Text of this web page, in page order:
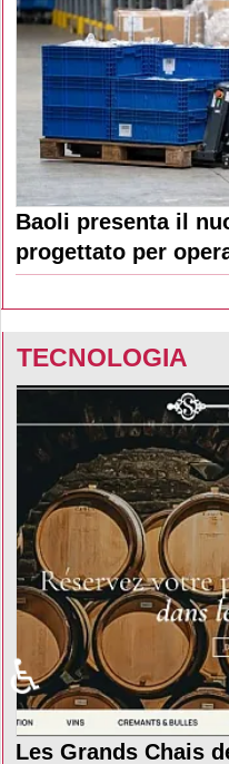
Baoli presenta il
progettato per
TECNOLOGIA
Les Grands Chais